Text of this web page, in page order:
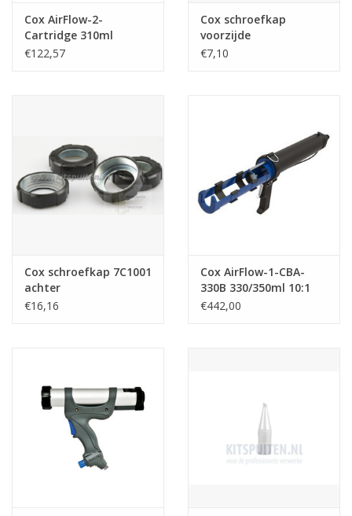
Cox AirFlow-2-
Cartridge 310ml
€122,57
Cox schroefkap
voorzijde
€7,10
Cox schroefkap 7C1001
achter
€16,16
Cox AirFlow-1-CBA-
330B 330/350ml 10:1
€442,00